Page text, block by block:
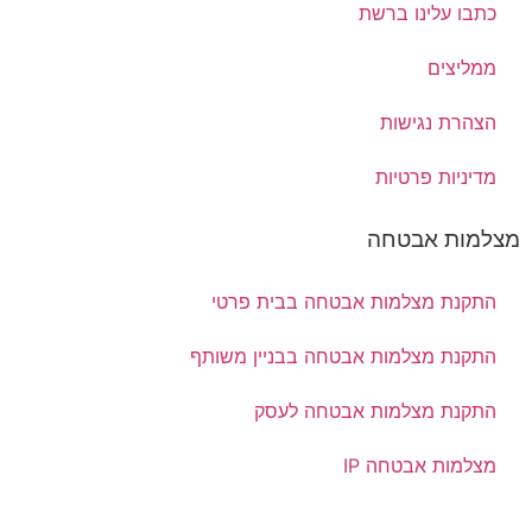
כתבו עלינו ברשת
ממליצים
הצהרת נגישות
מדיניות פרטיות
מצלמות אבטחה
התקנת מצלמות אבטחה בבית פרטי
התקנת מצלמות אבטחה בבניין משותף
התקנת מצלמות אבטחה לעסק
מצלמות אבטחה IP